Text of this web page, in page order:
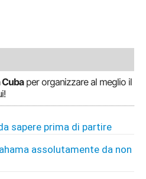
per organizzare al meglio il
sapere prima di partire
assolutamente da non